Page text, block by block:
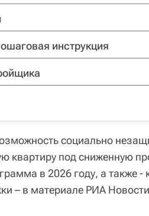
инструкция
социально
квартиру под сниженную
в 2026 году, а также -
– в материале РИА